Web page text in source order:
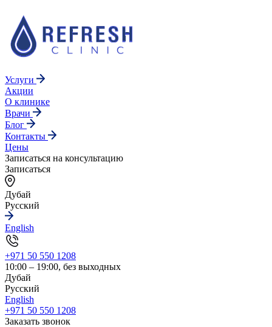
Услуги
Акции
О клинике
Врачи
Блог
Контакты
Цены
Записаться на консультацию
Записаться
Дубай
Русский
English
+971 50 550 1208
10:00 – 19:00, без выходных
Дубай
Русский
English
+971 50 550 1208
Заказать звонок